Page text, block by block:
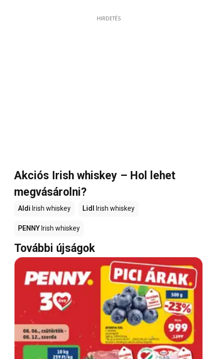
HIRDETÉS
Akciós Irish whiskey – Hol lehet
megvásárolni?
Aldi Irish whiskey Lidl Irish whiskey
PENNY Irish whiskey
További újságok